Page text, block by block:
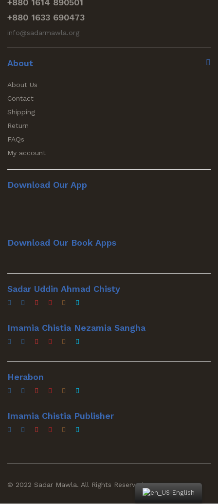
+880 1633 690473
info@sadarmawla.org
About
About Us
Contact
Shipping
Return
FAQs
My account
Download Our App
Download Our Book Apps
Sadar Uddin Ahmad Chisty
Imamia Chistia Nezamia Sangha
Herabon
Imamia Chistia Publisher
© 2022 Sadar Mawla. All Rights Reserved
English